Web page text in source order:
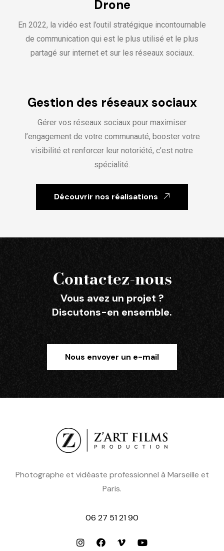
Drone
En 2022, la vidéo est l’outil stratégique incontournable
de communication qui est le plus utilisé et le plus
partagé sur internet et sur les réseaux sociaux.
Gestion des réseaux sociaux
Gérer vos réseaux sociaux pour maximiser
l’engagement de votre communauté, booster votre
visibilité et renforcer leur notoriété, c’est notre
spécialité.
Découvrir nos réalisations
Contactez-nous
Vous avez un projet ?
Discutons-en ensemble.
Nous envoyer un e-mail
Photographe et vidéaste professionnel à Marseille et
Paris.
06 27 51 21 90